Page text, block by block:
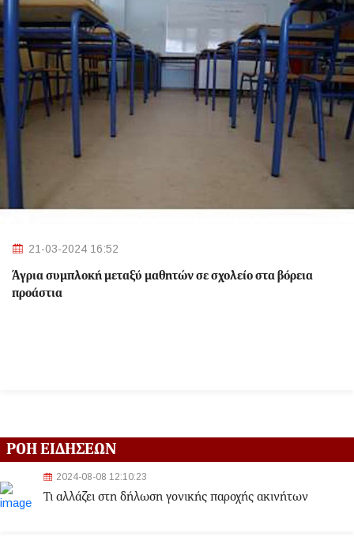
21-03-2024 16:52
Άγρια συμπλοκή μεταξύ μαθητών σε σχολείο στα βόρεια
προάστια
ΡΟΗ ΕΙΔΗΣΕΩΝ
2024-08-08 12:10:23
Τι αλλάζει στη δήλωση γονικής παροχής ακινήτων